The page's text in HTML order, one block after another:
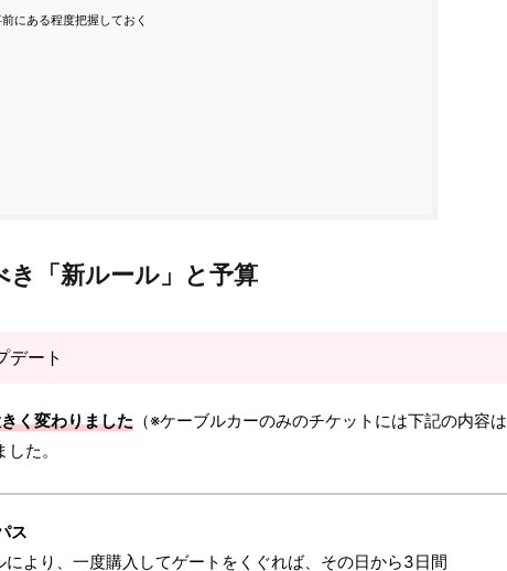
にある程度把握しておく
き「新ルール」と予算
デート
く変わりました （※ケーブルカーのみのチケットには下記の内容は
た。
ス
より、一度購入してゲートをくぐれば、その日から3日間